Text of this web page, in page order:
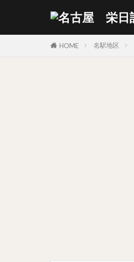
HOME 名駅地区